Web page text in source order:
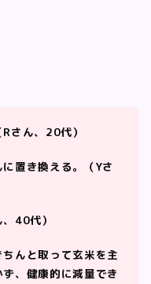
さん、20代）
置き換える。（Yさ
40代）
んと取って玄米を主
、健康的に減量でき